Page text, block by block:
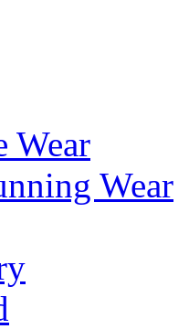
Wear
Wear